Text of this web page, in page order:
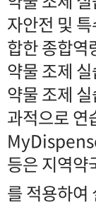
자안전 및
합한 종합역
약물 조제
약물 조제
과적으로 연
등은 지역
를 적용하여